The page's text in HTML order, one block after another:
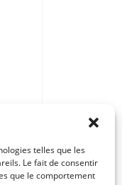
telles que les
Le fait de consentir
que le comportement